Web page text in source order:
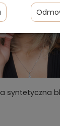
syntetyczna